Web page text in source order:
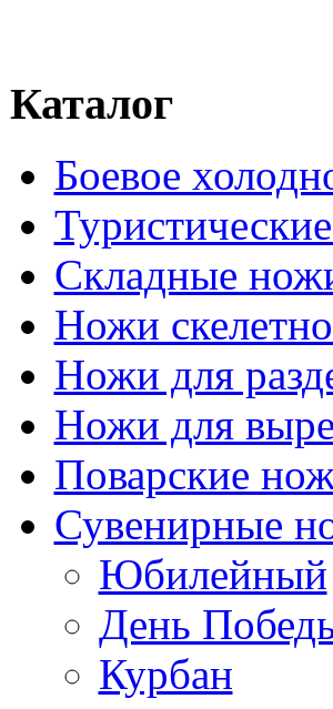
Каталог
Боевое
Складные
Ножи
Ножи для
Ножи для
Поварские
Сувенирные
Юбилейный
День
Курбан